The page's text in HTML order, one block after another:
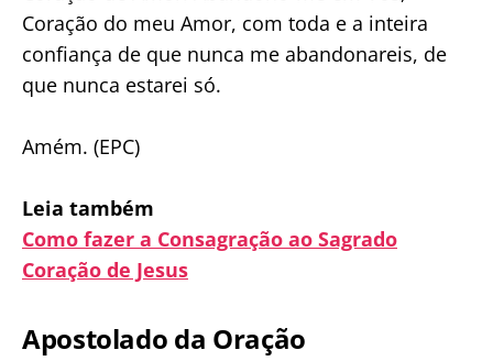
Coração do meu Amor, com toda e a inteira
confiança de que nunca me abandonareis, de
que nunca estarei só.
Amém. (EPC)
Leia também
Como fazer a Consagração ao Sagrado
Coração de Jesus
Apostolado da Oração